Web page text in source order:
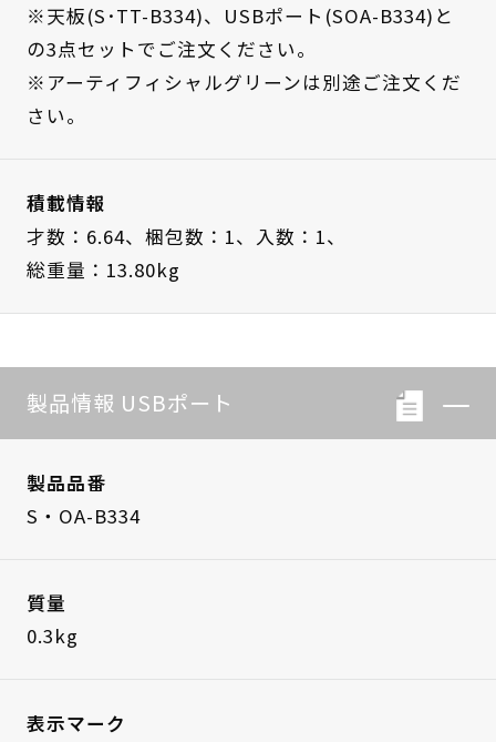
※天板(S･TT-B334)、USBポート(SOA-B334)と
の3点セットでご注文ください。
※アーティフィシャルグリーンは別途ご注文くだ
さい。
積載情報
才数：6.64、 梱包数：1、
入数：1、
総重量：13.80kg
製品情報 USBポート
製品品番
S・OA-B334
質量
0.3kg
表示マーク